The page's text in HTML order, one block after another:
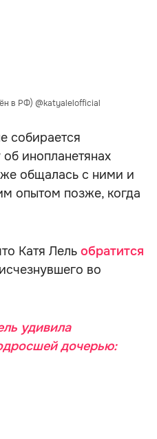
в РФ) @katyalelofficial
собирается
инопланетянах
общалась с ними и
опытом позже, когда
Катя Лель обратится
во
удивила
дочерью: